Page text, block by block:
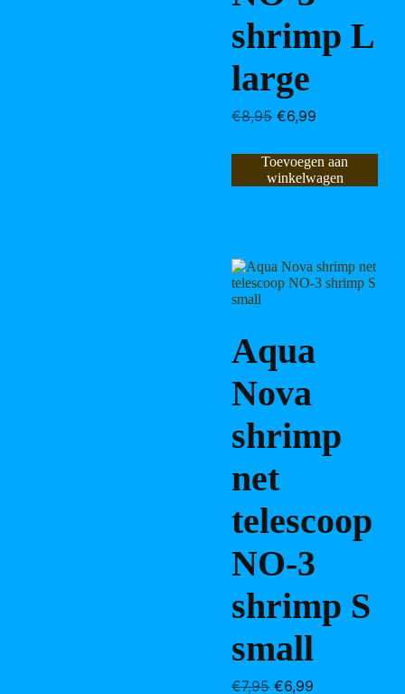
shrimp L
large
€8,95 Oorspronkelijke
was:
€8,95.
€6,99
is:
€6,99.
Toevoegen aan
winkelwagen
Aqua
Nova
shrimp
net
telescoop
NO-3
shrimp S
small
€7,95 Oorspronkelijke
€6,99